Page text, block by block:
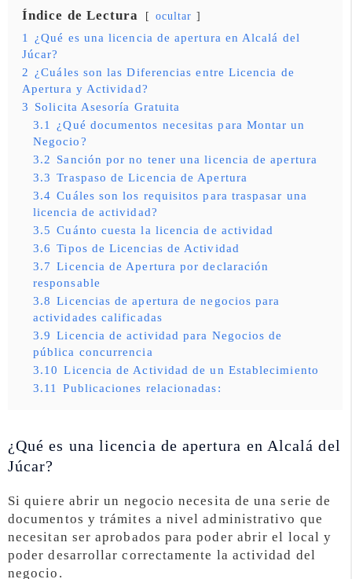
Índice de Lectura ocultar
1
¿Qué es una licencia de apertura en Alcalá del
Júcar?
2 ¿Cuáles son las Diferencias entre Licencia de
Apertura y Actividad?
3 Solicita Asesoría Gratuita
3.1
¿Qué documentos necesitas para Montar un
Negocio?
3.2 Sanción por no tener una licencia de apertura
3.3 Traspaso de Licencia de Apertura
3.4 Cuáles son los requisitos para traspasar una
licencia de actividad?
3.5 Cuánto cuesta la licencia de actividad
3.6 Tipos de Licencias de Actividad
3.7 Licencia de Apertura por declaración
responsable
3.8 Licencias de apertura de negocios para
actividades calificadas
3.9 Licencia de actividad para Negocios de
pública concurrencia
3.10 Licencia de Actividad de un Establecimiento
3.11
Publicaciones relacionadas:
¿Qué es una licencia de apertura en Alcalá del
Júcar?
Si quiere abrir un negocio necesita de una serie de
documentos y trámites a nivel administrativo que
necesitan ser aprobados para poder abrir el local y
poder desarrollar correctamente la actividad del
negocio.